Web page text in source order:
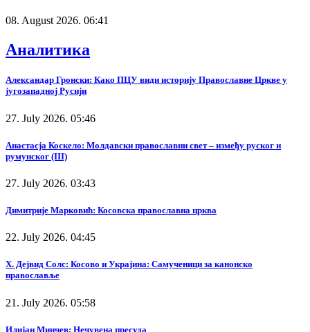
08. August 2026. 06:41
Аналитика
Александар Гронски: Како ПЦУ види историју Православне Цркве у
југозападној Русији
27. July 2026. 05:46
Анастасја Коскело: Молдавски православни свет – између руског и
румунског (III)
27. July 2026. 03:43
Димитрије Марковић: Косовска православна црква
22. July 2026. 04:45
Х. Дејвид Солс: Косово и Украјина: Самученици за канонско
православље
21. July 2026. 05:58
Илијан Минчев: Нечувена пресуда